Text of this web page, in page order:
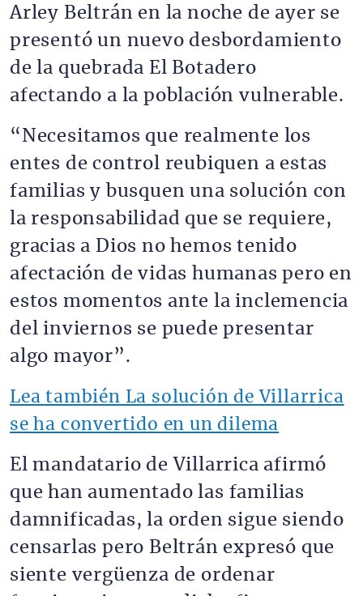
Arley Beltrán en la noche de ayer se
presentó un nuevo desbordamiento
de la quebrada El Botadero
afectando a la población vulnerable.
“Necesitamos que realmente los
entes de control reubiquen a estas
familias y busquen una solución con
la responsabilidad que se requiere,
gracias a Dios no hemos tenido
afectación de vidas humanas pero en
estos momentos ante la inclemencia
del inviernos se puede presentar
algo mayor”.
Lea también La solución de Villarrica
se ha convertido en un dilema
El mandatario de Villarrica afirmó
que han aumentado las familias
damnificadas, la orden sigue siendo
censarlas pero Beltrán expresó que
siente vergüenza de ordenar